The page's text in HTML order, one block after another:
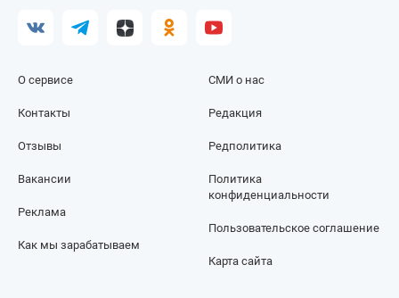
О сервисе
Контакты
Отзывы
СМИ о нас
Редакция
Редполитика
Вакансии
Реклама
Как мы зарабатываем
Политика
конфиденциальности
Пользовательское соглашение
Карта сайта